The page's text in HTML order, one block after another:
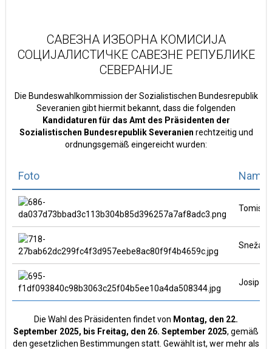
САВЕЗНА ИЗБОРНА КОМИСИЈА
СОЦИЈАЛИСТИЧКЕ САВЕЗНЕ РЕПУБЛИКЕ
СЕВЕРАНИЈЕ
Die Bundeswahlkommission der Sozialistischen Bundesrepublik
Severanien gibt hiermit bekannt, dass die folgenden
Kandidaturen für das Amt des Präsidenten der
Sozialistischen Bundesrepublik Severanien rechtzeitig und
ordnungsgemäß eingereicht wurden:
Foto Name
Josip
Die Wahl des Präsidenten findet von Montag, den 22.
September 2025, bis Freitag, den 26. September 2025, gemäß
den gesetzlichen Bestimmungen statt. Gewählt ist, wer mehr als